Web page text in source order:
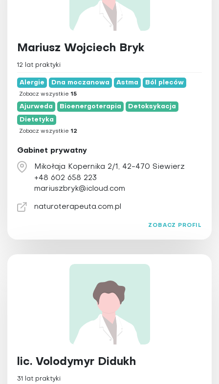
Chromoterapia
Detoksykacja
Dietetyka
Fizjoterapia
Hipnoza
Hirudoterapia
Holistyczna stomatologia
Homeopatia
Irydologia
Igłoterapia sucha
Joga
Kinezyterapia
Masaż
Medycyna chińska
Medycyna funkcjonalna
Medycyna integracyjna
Medycyna Tyberańska
Medytacja
Osteopatia
Ozonoterapia
Poradnia
Wszystkie
mazowieckie
dolnośląskie
lubuskie
łódzkie
opolskie
pomorskie
śląskie
świętokrzyskie
Mariusz Wojciech Bryk
12 lat praktyki
Alergie Dna moczanowa Astma Ból pleców
Zobacz wszystkie 15
Ajurweda Bioenergoterapia Detoksykacja
Dietetyka
Zobacz wszystkie 12
Gabinet prywatny
Mikołaja Kopernika 2/1, 42-470 Siewierz
+48 602 658 223
mariuszbryk@icloud.com
naturoterapeuta.com.pl
ZOBACZ PROFIL
lic. Volodymyr Didukh
31 lat praktyki